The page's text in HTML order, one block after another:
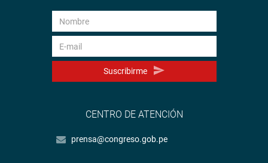
Suscribirme
CENTRO DE ATENCIÓN
prensa@congreso.gob.pe